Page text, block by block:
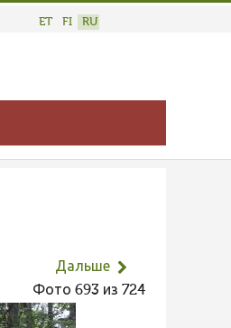
ET FI RU
Дальше
Фото 693 из 724